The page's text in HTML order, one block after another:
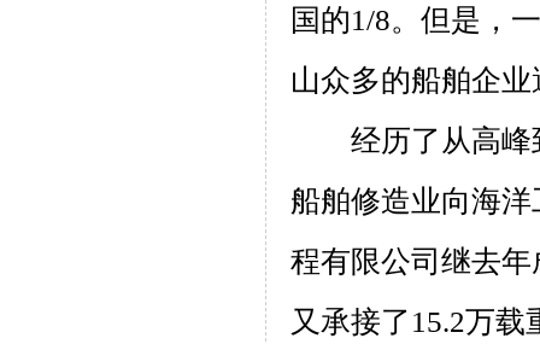
国的1/8。但是，
山众多的船舶企
经历了从高
船舶修造业向海
程有限公司继去
又承接了 15.2万载